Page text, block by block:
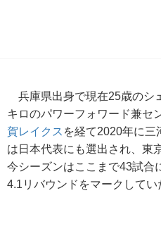
兵庫県出身で現在25歳のシ
キロのパワーフォワード兼セ
賀レイクス を経て2020年に三
は日本代表にも選出され、東
今シーズンはここまで43試合
4.1リバウンドをマークしてい